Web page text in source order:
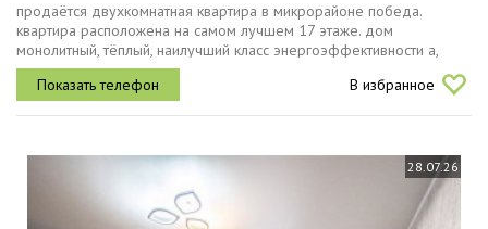
продаётся двухкомнатная квартира в микрорайоне победа.
квартира расположена на самом лучшем 17 этаже. дом
монолитный, тёплый, наилучший класс энергоэффективности а,
минимальный платёж за отопление за весь отопительный сезон
средний платёж за...
В избранное
28.07.26